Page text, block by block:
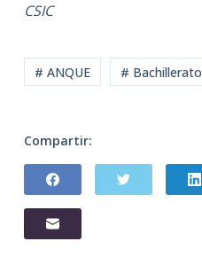
CSIC
# ANQUE # Bachillerato
Compartir: